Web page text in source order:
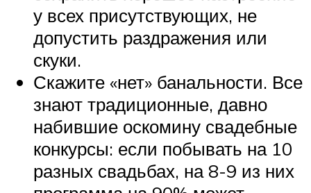
у всех присутствующих, не
допустить раздражения или
скуки.
Скажите «нет» банальности. Все
знают традиционные, давно
набившие оскомину свадебные
конкурсы: если побывать на 10
разных свадьбах, на 8-9 из них